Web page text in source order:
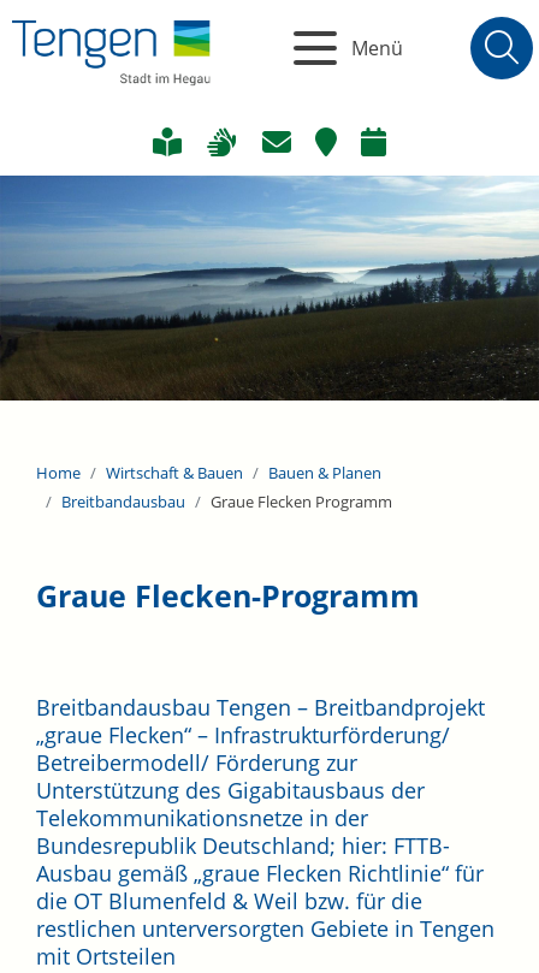
Menü
Home Wirtschaft & Bauen
Bauen & Planen
Breitbandausbau
Graue Flecken Programm
Graue Flecken-Programm
Breitbandausbau Tengen – Breitbandprojekt
„graue Flecken“ – Infrastrukturförderung/
Betreibermodell/ Förderung zur
Unterstützung des Gigabitausbaus der
Telekommunikationsnetze in der
Bundesrepublik Deutschland; hier: FTTB-
Ausbau gemäß „graue Flecken Richtlinie“ für
die OT Blumenfeld & Weil bzw. für die
restlichen unterversorgten Gebiete in Tengen
mit Ortsteilen